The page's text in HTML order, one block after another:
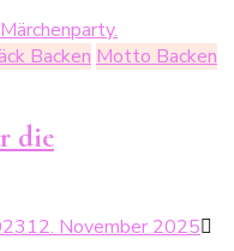
Backen Motto Backen
die
12. November 2025